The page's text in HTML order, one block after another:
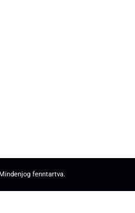
fenntartva.